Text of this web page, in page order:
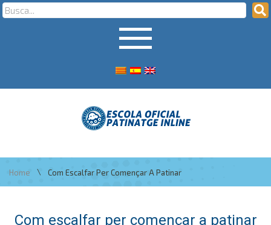
Home \ Com Escalfar Per Començar A Patinar
Com escalfar per començar a patinar